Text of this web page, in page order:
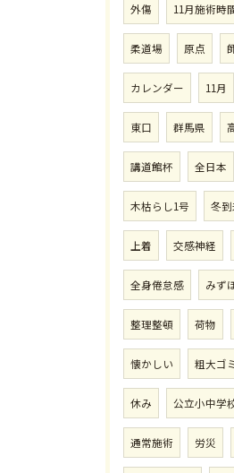
外傷 11月施術時
柔道場 原点
カレンダー 11月
東口 群馬県
講道館杯 全日本
木枯らし1号 冬到
上着 交感神経
全身倦怠感 みず
整理整頓 荷物
懐かしい 粗大ゴ
休み 公立小中学
通常施術 労災